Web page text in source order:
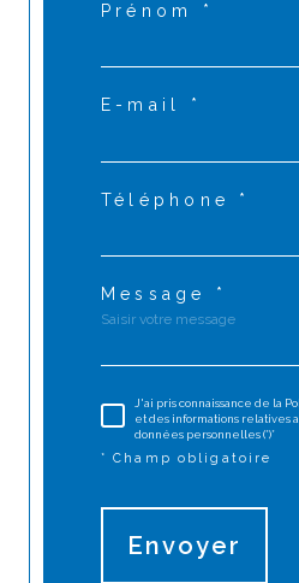
Prénom *
E-mail *
Téléphone *
Message *
J'ai pris connaissance de la
et des informations relatives
données personnelles (*)*
* Champ obligatoire
Envoyer